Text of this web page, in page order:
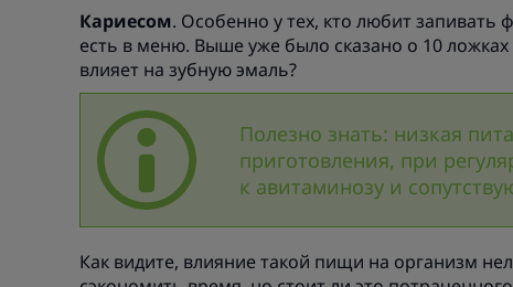
Кариесом. Особенно у тех, кто любит
есть в меню. Выше уже было сказано о 10 ложках
влияет на зубную эмаль?
Полезно знать: низкая
приготовления, при
к авитаминозу и
Как видите, влияние такой пищи на организм